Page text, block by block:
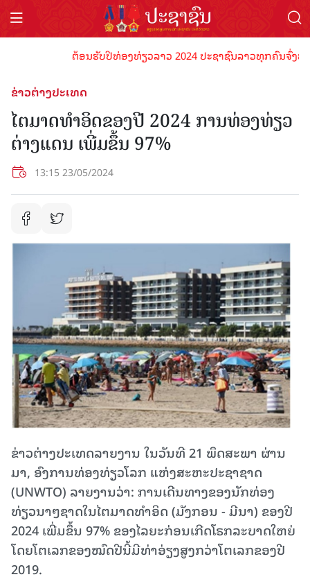
ຕ້ອນຮັບປີທ່ອງທ່ຽວລາວ 2024 ປະຊາຊົນລາວທຸກຄົນຈົ່ງພ້ອ
ຂ່າວຕ່າງປະເທດ
ໄຕມາດທຳອິດຂອງປີ 2024 ການທ່ອງທ່ຽວ
ຕ່າງແດນ ເພີ່ມຂຶ້ນ 97%
13:15 23/05/2024
ຂ່າວຕ່າງປະເທດລາຍງານ ໃນວັນທີ 21 ພຶດສະພາ ຜ່ານ
ມາ, ອົງການທ່ອງທ່ຽວໂລກ ແຫ່ງສະຫະປະຊາຊາດ
(UNWTO) ລາຍງານວ່າ: ການເດີນທາງຂອງນັກທ່ອງ
ທ່ຽວນາໆຊາດໃນໄຕມາດທຳອິດ (ມັງກອນ - ມີນາ) ຂອງປີ
2024 ເພີ່ມຂຶ້ນ 97% ຂອງໄລຍະກ່ອນເກີດໂຣກລະບາດໃຫຍ່
ໂດຍໂຕເລກຂອງໝົດປີນີ້ມີທ່າອ່ຽງສູງກວ່າໂຕເລກຂອງປີ
2019.